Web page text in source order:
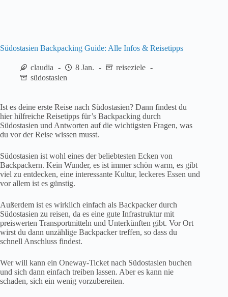
Südostasien Backpacking Guide: Alle Infos & Reisetipps
claudia 8 Jan.
reiseziele
südostasien
Ist es deine erste Reise nach Südostasien? Dann findest du
hier hilfreiche Reisetipps für’s Backpacking durch
Südostasien und Antworten auf die wichtigsten Fragen, was
du vor der Reise wissen musst.
Südostasien ist wohl eines der beliebtesten Ecken von
Backpackern. Kein Wunder, es ist immer schön warm, es gibt
viel zu entdecken, eine interessante Kultur, leckeres Essen und
vor allem ist es günstig.
Außerdem ist es wirklich einfach als Backpacker durch
Südostasien zu reisen, da es eine gute Infrastruktur mit
preiswerten Transportmitteln und Unterkünften gibt. Vor Ort
wirst du dann unzählige Backpacker treffen, so dass du
schnell Anschluss findest.
Wer will kann ein Oneway-Ticket nach Südostasien buchen
und sich dann einfach treiben lassen. Aber es kann nie
schaden, sich ein wenig vorzubereiten.